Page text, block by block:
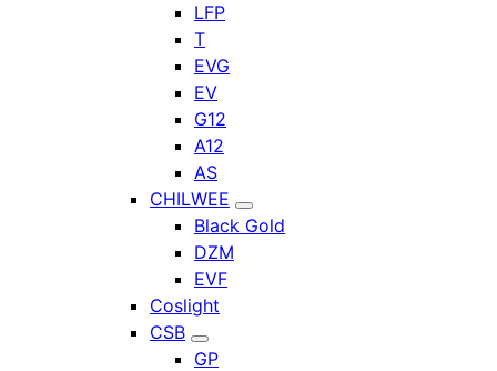
LFP
T
EVG
EV
G12
A12
AS
CHILWEE
Black Gold
DZM
EVF
Coslight
CSB
GP